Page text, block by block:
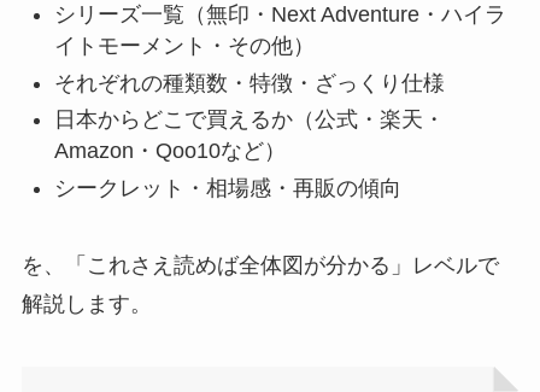
シリーズ一覧（無印・Next Adventure・ハイラ
イトモーメント・その他）
それぞれの種類数・特徴・ざっくり仕様
日本からどこで買えるか（公式・楽天・
Amazon・Qoo10など）
シークレット・相場感・再販の傾向
を、「これさえ読めば全体図が分かる」レベルで
解説します。